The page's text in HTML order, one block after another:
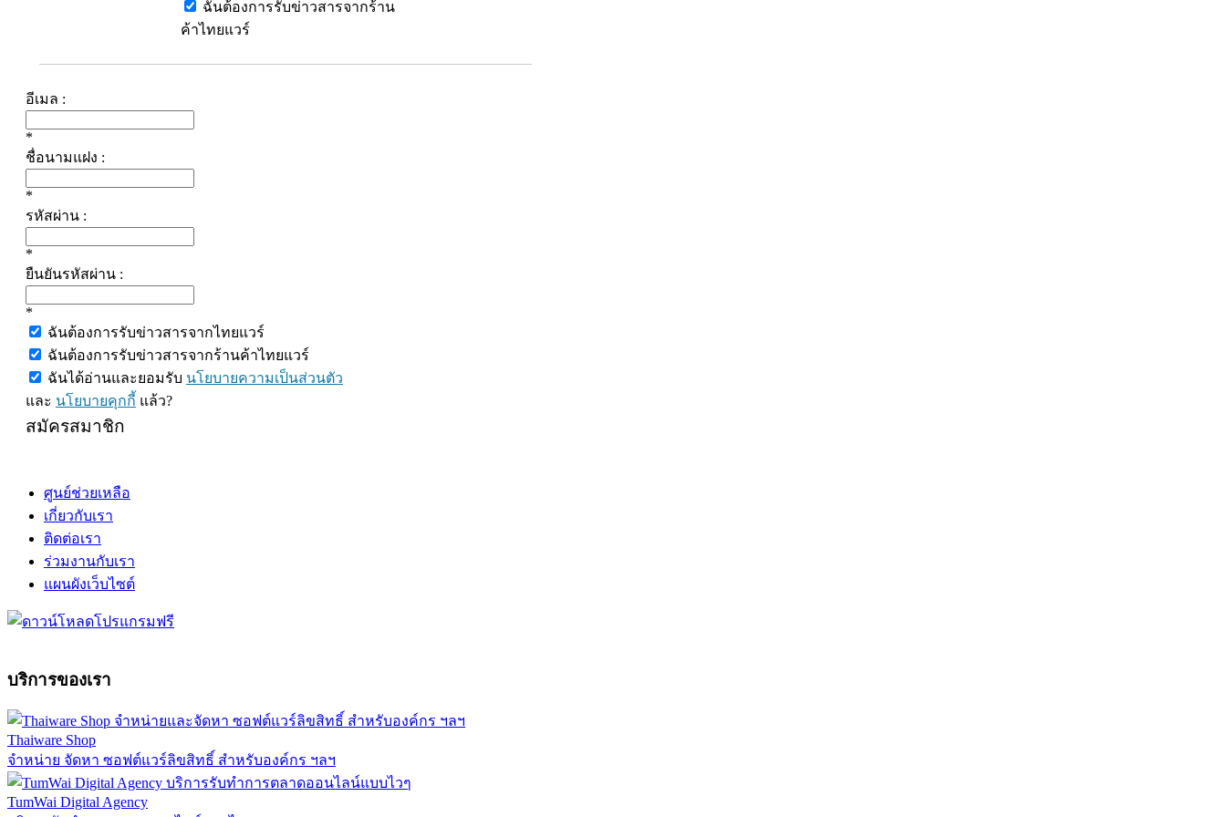
ฉันต้องการรับข่าวสารจากร้าน
ค้าไทยแวร์
อีเมล :
*
ชื่อนามแฝง :
*
รหัสผ่าน :
*
ยืนยันรหัสผ่าน :
*
ฉันต้องการรับข่าวสารจากไทยแวร์
ฉันต้องการรับข่าวสารจากร้านค้าไทยแวร์
ฉันได้อ่านและยอมรับ นโยบายความเป็นส่วนตัว
และ นโยบายคุกกี้ แล้ว?
สมัครสมาชิก
ศูนย์ช่วยเหลือ
เกี่ยวกับเรา
ติดต่อเรา
ร่วมงานกับเรา
แผนผังเว็บไซต์
บริการของเรา
Thaiware Shop
จำหน่าย จัดหา ซอฟต์แวร์ลิขสิทธิ์ สำหรับองค์กร ฯลฯ
TumWai Digital Agency